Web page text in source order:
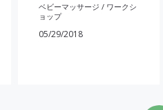
ベビーマッサージ / ワークシ
ョップ
05/29/2018